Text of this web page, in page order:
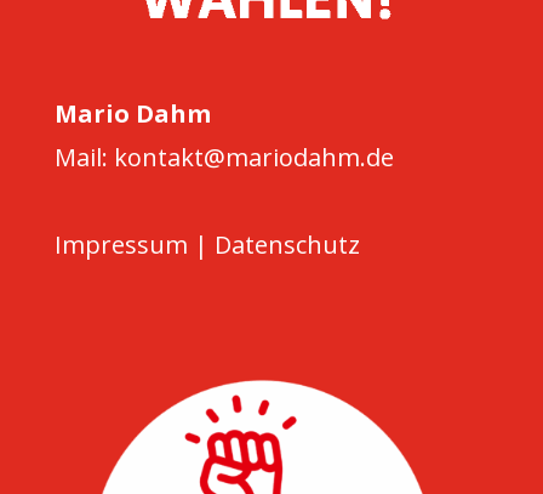
Mario Dahm
Mail: kontakt@mariodahm.de
Impressum | Datenschutz